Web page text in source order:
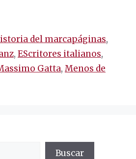
del marcapáginas,
, EScritores italianos,
Gatta, Menos de
Buscar